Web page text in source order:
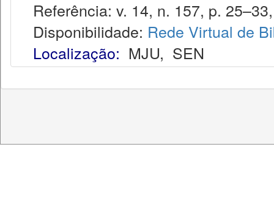
Referência: v. 14, n. 157, p.
Disponibilidade: Rede Virtual de
Localização: MJU, SEN